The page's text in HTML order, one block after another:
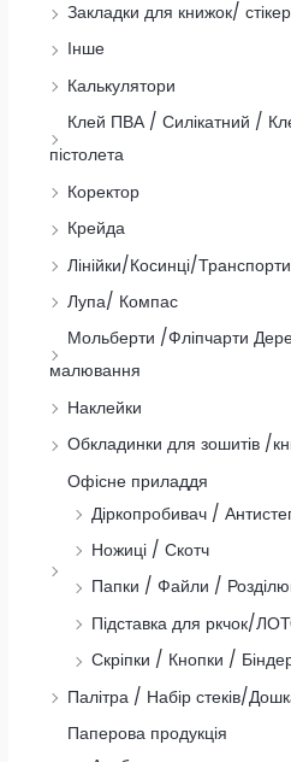
Закладки для книжок/
Інше
Калькулятори
Клей ПВА / Силікатний /
пістолета
Коректор
Крейда
Лінійки/Косинці/
Лупа/ Компас
Мольберти /Фліпчарти
малювання
Наклейки
Обкладинки для зошитів /
Офісне приладдя
Діркопробивач /
Ножиці / Скотч
Папки / Файли /
Підставка для ркчок/
Скріпки / Кнопки /
Палітра / Набір стеків/
Паперова продукція